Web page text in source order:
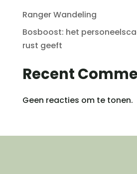
Ranger Wandeling
Bosboost: het
rust geeft
Recent
Geen reacties om te tonen.